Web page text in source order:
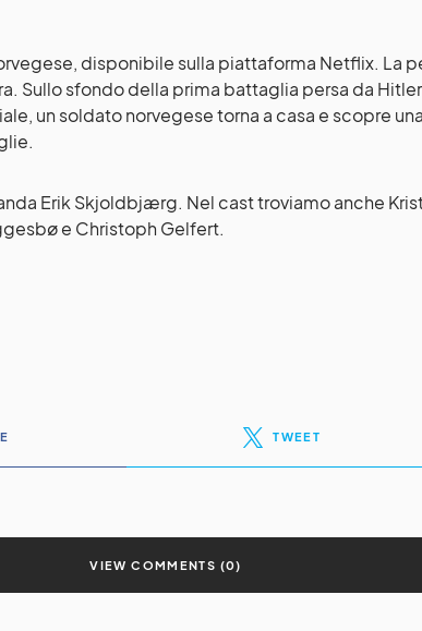
disponibile sulla piattaforma Netflix. La
Sullo sfondo della prima battaglia persa da
un soldato norvegese torna a casa e scopre
Erik Skjoldbjærg. Nel cast troviamo anche
e Christoph Gelfert.
TWEET
VIEW COMMENTS (0)